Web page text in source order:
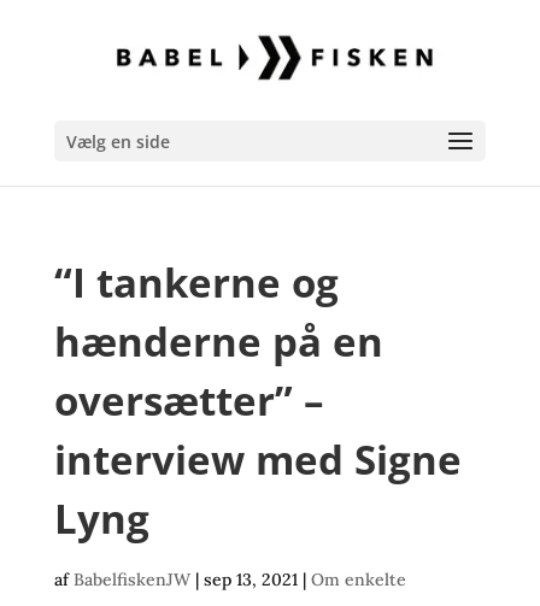
Vælg en side
“I tankerne og
hænderne på en
oversætter” –
interview med Signe
Lyng
afBabelfiskenJW| sep 13, 2021| Om enkelte